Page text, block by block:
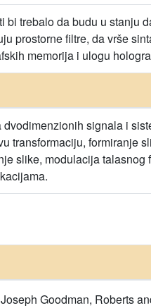
bi trebalo da budu u stanju
prostorne filtre, da vrše
memorija i ulogu
signala i
transformaciju, formiranje
slike, modulacija
Goodman, Roberts